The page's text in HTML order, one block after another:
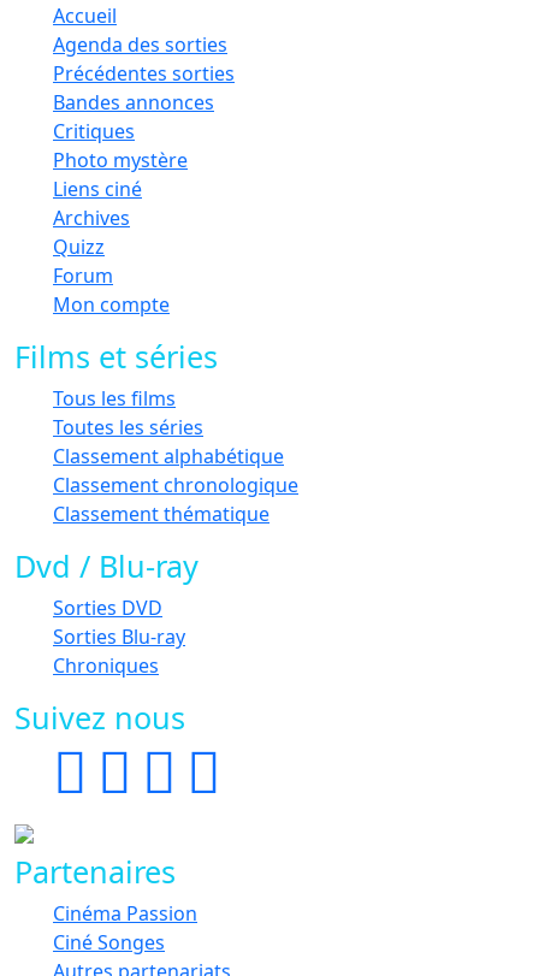
Accueil
Agenda des sorties
Précédentes sorties
Bandes annonces
Critiques
Photo mystère
Liens ciné
Archives
Quizz
Forum
Mon compte
Films et séries
Tous les films
Toutes les séries
Classement alphabétique
Classement chronologique
Classement thématique
Dvd / Blu-ray
Sorties DVD
Sorties Blu-ray
Chroniques
Suivez nous
Partenaires
Cinéma Passion
Ciné Songes
Autres partenariats